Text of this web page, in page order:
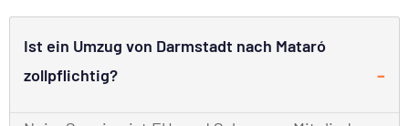
Ist ein Umzug von Darmstadt nach Mataró
zollpflichtig?